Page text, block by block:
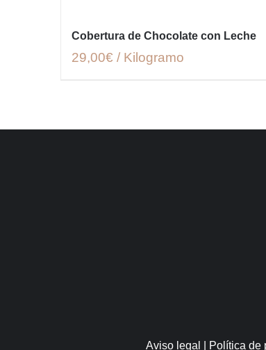
Cobertura de Chocolate con Leche
29,00€ / Kilogramo
Aviso legal
Política de